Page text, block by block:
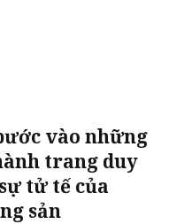
vào những
trang duy
tử tế của
sản